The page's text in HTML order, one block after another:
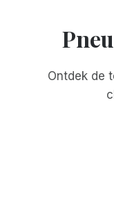
Ontdek de